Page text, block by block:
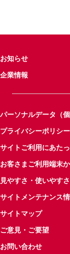
お知らせ
企業情報
パーソナルデータ（
プライバシーポリシー
サイトご利用にあた
お客さまご利用端末
見やすさ・使いやす
サイトメンテナンス
サイトマップ
ご意見・ご要望
お問い合わせ